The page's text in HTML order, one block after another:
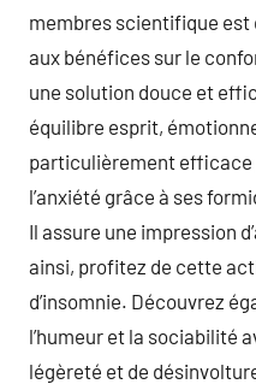
membres scientifique
aux bénéfices sur le
une solution douce et
équilibre esprit,
particulièrement efficace
l’anxiété grâce à ses
Il assure une impression
ainsi, profitez de cette
d’insomnie. Découvrez
l’humeur et la sociabilité
légèreté et de